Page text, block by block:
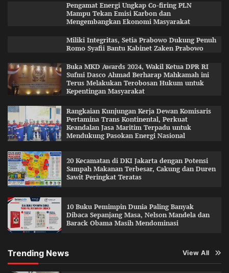
Pengamat Energi Ungkap Co-firing PLN
Mampu Tekan Emisi Karbon dan
Mengembangkan Ekonomi Masyarakat
Miliki Integritas, Setia Prabowo Dukung Penuh
Romo Syafii Bantu Kabinet Zaken Prabowo
Buka MKD Awards 2024, Wakil Ketua DPR RI
Sufmi Dasco Ahmad Berharap Mahkamah ini
Terus Melakukan Terobosan Hukum untuk
Kepentingan Masyarakat
Rangkaian Kunjungan Kerja Dewan Komisaris
Pertamina Trans Kontinental, Perkuat
Keandalan Jasa Maritim Terpadu untuk
Mendukung Pasokan Energi Nasional
20 Kecamatan di DKI Jakarta dengan Potensi
Sampah Makanan Terbesar, Cakung dan Duren
Sawit Peringkat Teratas
10 Buku Pemimpin Dunia Paling Banyak
Dibaca Sepanjang Masa, Nelson Mandela dan
Barack Obama Masih Mendominasi
Trending News View All